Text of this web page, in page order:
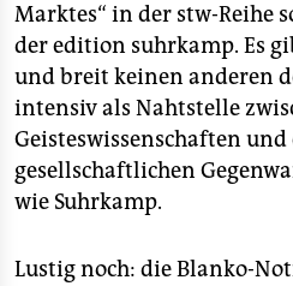
Marktes“ in der stw-Reihe
der edition suhrkamp. Es
und breit keinen anderen
intensiv als Nahtstelle
Geisteswissenschaften
gesellschaftlichen
wie Suhrkamp.
Lustig noch: die Blanko-